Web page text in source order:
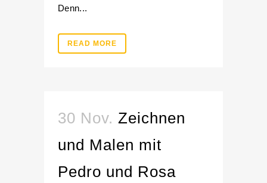
Denn...
READ MORE
30 Nov. Zeichnen
und Malen mit
Pedro und Rosa